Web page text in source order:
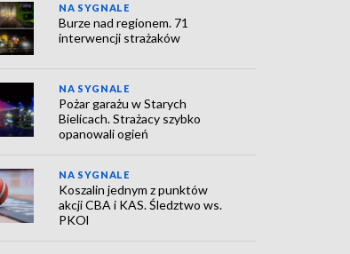
NA SYGNALE
Burze nad regionem. 71
interwencji strażaków
NA SYGNALE
Pożar garażu w Starych
Bielicach. Strażacy szybko
opanowali ogień
NA SYGNALE
Koszalin jednym z punktów
akcji CBA i KAS. Śledztwo ws.
PKOl